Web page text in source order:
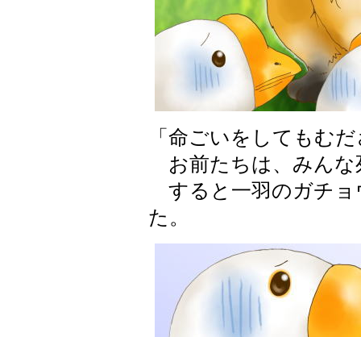
「命ごいをしてもむ
お前たちは、みんな
すると一羽のガチョ
た。